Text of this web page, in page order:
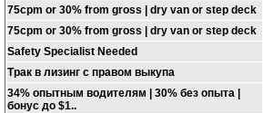
75cpm or 30% from gross | dry van or step deck
75cpm or 30% from gross | dry van or step deck
Safety Specialist Needed
Трак в лизинг с правом выкупа
34% опытным водителям | 30% без опыта |
бонус до $1..